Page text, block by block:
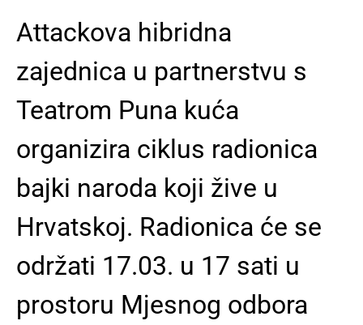
Attackova hibridna
zajednica u partnerstvu s
Teatrom Puna kuća
organizira ciklus radionica
bajki naroda koji žive u
Hrvatskoj. Radionica će se
održati 17.03. u 17 sati u
prostoru Mjesnog odbora